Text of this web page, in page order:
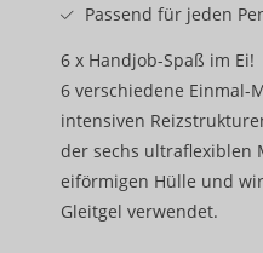
Passend für jeden
6 x Handjob-Spaß im Ei!
6 verschiedene Einmal-
intensiven
der sechs ultraflexiblen
eiförmigen Hülle und
Gleitgel verwendet.